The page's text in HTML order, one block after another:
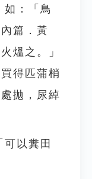
：「鳥
篇．黃
熅之。」
得匹蒲梢
拋，尿綽
以糞田